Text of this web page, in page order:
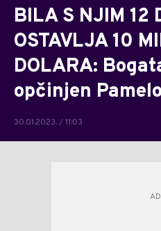
BILA S NJIM 12
OSTAVLJA 10
DOLARA:
opčinjen
30.01.2023. / 11:03